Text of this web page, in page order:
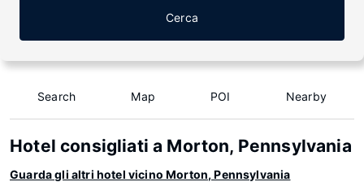
Cerca
Search Map POI Nearby
Hotel consigliati a Morton, Pennsylvania
Guarda gli altri hotel vicino Morton, Pennsylvania